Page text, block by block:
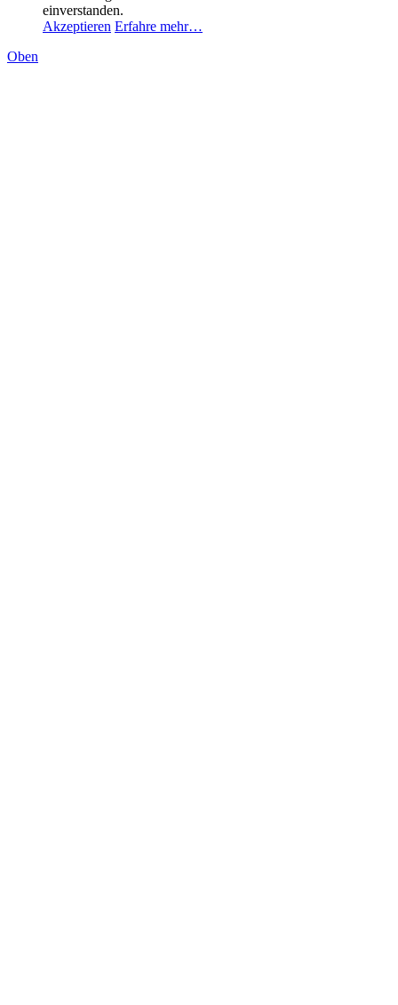
einverstanden.
Akzeptieren Erfahre mehr…
Oben